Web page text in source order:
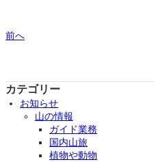
前へ
カテゴリー
お知らせ
山の情報
ガイド業務
国内山旅
植物や動物